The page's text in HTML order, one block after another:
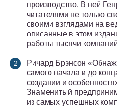
производство. В ней
читателями не только
своими взглядами на
описанные в этом
работы тысячи
Ричард Брэнсон
самого начала и до
создании и
Знаменитый
из самых успешных